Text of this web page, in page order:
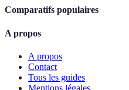
Comparatifs populaires
A propos
A propos
Contact
Tous les guides
Mentions légales